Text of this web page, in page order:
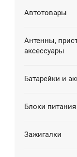
Автотовары
Антенны,
аксессуары
Батарейки и
Блоки питания
Зажигалки